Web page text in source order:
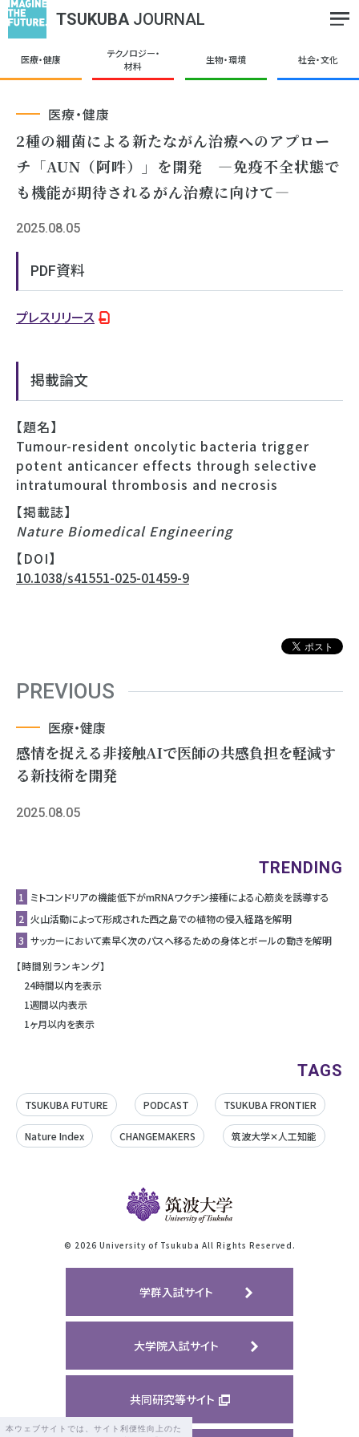
本ウェブサイトでは、サイト利便性向上のた
TSUKUBA JOURNAL
医療・健康
テクノロジー・
材料
生物・環境 社会・文化
医療・健康
2種の細菌による新たながん治療へのアプロー
チ「AUN（阿吽）」を開発 ―免疫不全状態で
も機能が期待されるがん治療に向けて―
2025.08.05
PDF資料
プレスリリース
掲載論文
【題名】
Tumour-resident oncolytic bacteria trigger
potent anticancer effects through selective
intratumoural thrombosis and necrosis
【掲載誌】
Nature Biomedical Engineering
【DOI】
10.1038/s41551-025-01459-9
PREVIOUS
医療・健康
感情を捉える非接触AIで医師の共感負担を軽減す
る新技術を開発
2025.08.05
TRENDING
1 ミトコンドリアの機能低下がmRNAワクチン接種による心筋炎を誘導する
2 ⽕⼭活動によって形成された⻄之島での植物の侵⼊経路を解明
3 サッカーにおいて素早く次のパスへ移るための身体とボールの動きを解明
【時間別ランキング】
24時間以内を表示
1週間以内表示
1ヶ月以内を表示
TAGS
TSUKUBA FUTURE PODCAST TSUKUBA FRONTIER
Nature Index CHANGEMAKERS 筑波大学✕人工知能
© 2026 University of Tsukuba All Rights Reserved.
学群入試サイト
大学院入試サイト
共同研究等サイト